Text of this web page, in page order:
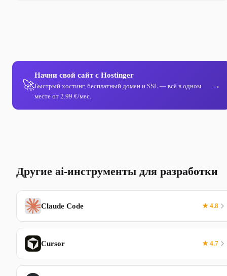
🚀
Начни свой сайт с Hostinger
Быстрый хостинг, бесплатный домен и SSL — всё в одном
месте от 2.99 €/мес.
→
Другие ai-инструменты для разработки
Claude Code ★ 4.8
Cursor ★ 4.7